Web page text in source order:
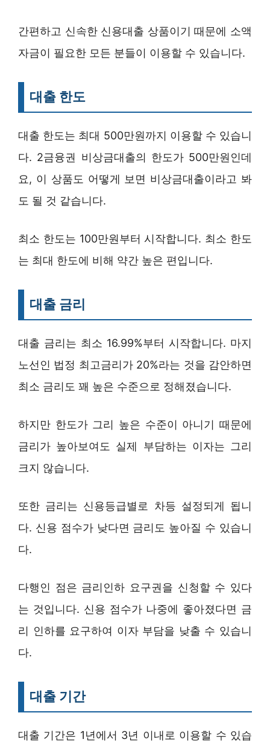
간편하고 신속한 신용대출 상품이기 때문에 소액
자금이 필요한 모든 분들이 이용할 수 있습니다.
대출 한도
대출 한도는 최대 500만원까지 이용할 수 있습니
다. 2금융권 비상금대출의 한도가 500만원인데
요, 이 상품도 어떻게 보면 비상금대출이라고 봐
도 될 것 같습니다.
최소 한도는 100만원부터 시작합니다. 최소 한도
는 최대 한도에 비해 약간 높은 편입니다.
대출 금리
대출 금리는 최소 16.99%부터 시작합니다. 마지
노선인 법정 최고금리가 20%라는 것을 감안하면
최소 금리도 꽤 높은 수준으로 정해졌습니다.
하지만 한도가 그리 높은 수준이 아니기 때문에
금리가 높아보여도 실제 부담하는 이자는 그리
크지 않습니다.
또한 금리는 신용등급별로 차등 설정되게 됩니
다. 신용 점수가 낮다면 금리도 높아질 수 있습니
다.
다행인 점은 금리인하 요구권을 신청할 수 있다
는 것입니다. 신용 점수가 나중에 좋아졌다면 금
리 인하를 요구하여 이자 부담을 낮출 수 있습니
다.
대출 기간
대출 기간은 1년에서 3년 이내로 이용할 수 있습